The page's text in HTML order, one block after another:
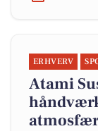
ERHVERV
Atami